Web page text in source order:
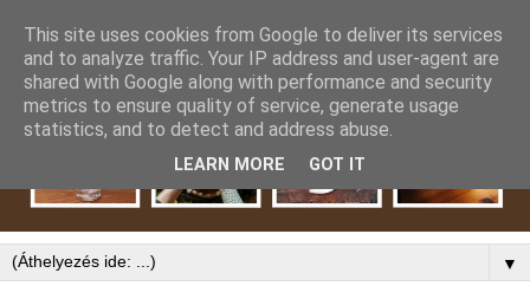
▼
This site uses cookies from Google to deliver its services
and to analyze traffic. Your IP address and user-agent are
shared with Google along with performance and security
metrics to ensure quality of service, generate usage
statistics, and to detect and address abuse.
LEARN MORE GOT IT